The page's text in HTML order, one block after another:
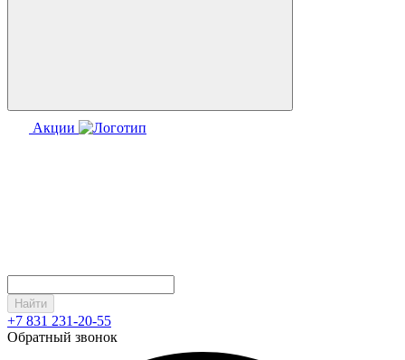
Акции
Найти
+7 831 231-20-55
Обратный звонок